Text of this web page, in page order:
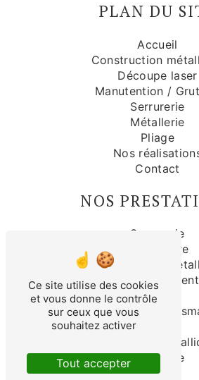
PLAN DU
Accueil
Construction
Découpe laser
Manutention /
Serrurerie
Métallerie
Pliage
Nos
Contact
NOS
Serrurerie
Couverture
Construction
Grutage
Isolation
Découpe
Charpente
Métallerie
Bardage
Ce site utilise des cookies
et vous donne le contrôle
sur ceux que vous
souhaitez activer
Tout accepter